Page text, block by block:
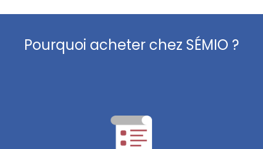
Pourquoi acheter chez SÉMIO ?